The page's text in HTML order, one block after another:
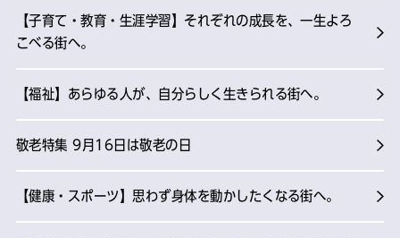
【子育て・教育・生涯学習】それぞれの成長を、一生よろ
こべる街へ。
【福祉】あらゆる人が、自分らしく生きられる街へ。
敬老特集 9月16日は敬老の日
【健康・スポーツ】思わず身体を動かしたくなる街へ。